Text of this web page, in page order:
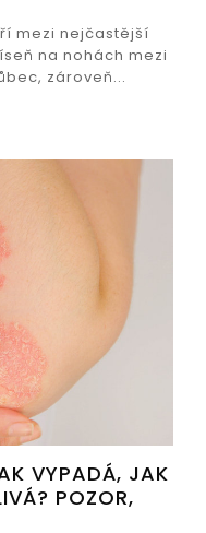
mezi nejčastější
na nohách mezi
zároveň...
VYPADÁ, JAK
POZOR,